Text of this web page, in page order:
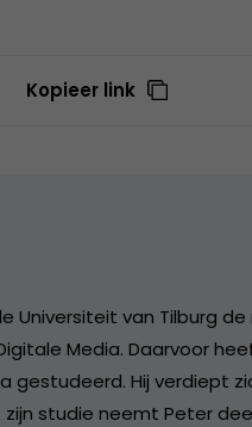
Kopieer link
Universiteit van Tilburg
Media. Daarvoor
gestudeerd. Hij verdiept
studie neemt Peter